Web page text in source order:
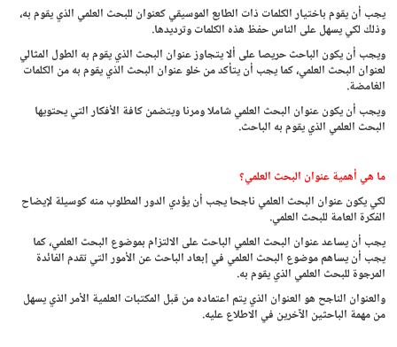
يجب أن يقوم باختيار الكلمات ذات الطابع الموسيقي كعنوان للبحث العلمي الذي يقوم به،
وذلك لكي يسهل على الناس حفظ هذه الكلمات وترديدها.
ويجب أن يكون الباحث حريصا على ألا يتجاوز عنوان البحث الذي يقوم به الطول المثالي
لعنوان البحث العلمي، كما يجب أن يتأكد من خلو عنوان البحث الذي يقوم به من الكلمات
الغامضة.
ويجب أن يكون عنوان البحث العلمي شاملا ومرنا ويتضمن كافة الأفكار التي يحتويها
البحث العلمي الذي يقوم به الباحث.
ما هي أهمية عنوان البحث العلمي؟
لكي يكون عنوان البحث العلمي ناجحا يجب أن يؤدي الدور المطلوب منه كوسيلة لإيضاح
الفكرة العامة للبحث العلمي.
يجب أن يساعد عنوان البحث العلمي الباحث على الالتزام بموضوع البحث العلمي، كما
يجب أن يساهم موضوع البحث العلمي في إبعاد الباحث عن الأمور التي تقدم الفائدة
المرجوة للبحث العلمي الذي يقوم به.
والعنوان الناجح هو العنوان الذي يتم اعتماده من قبل المكتبات العلمية الأمر الذي يسهل
من مهمة الباحثين الآخرين في الاطلاع عليه.